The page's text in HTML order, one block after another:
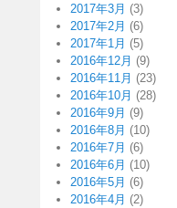
2017年3月 (3)
2017年2月 (6)
2017年1月 (5)
2016年12月 (9)
2016年11月 (23)
2016年10月 (28)
2016年9月 (9)
2016年8月 (10)
2016年7月 (6)
2016年6月 (10)
2016年5月 (6)
2016年4月 (2)